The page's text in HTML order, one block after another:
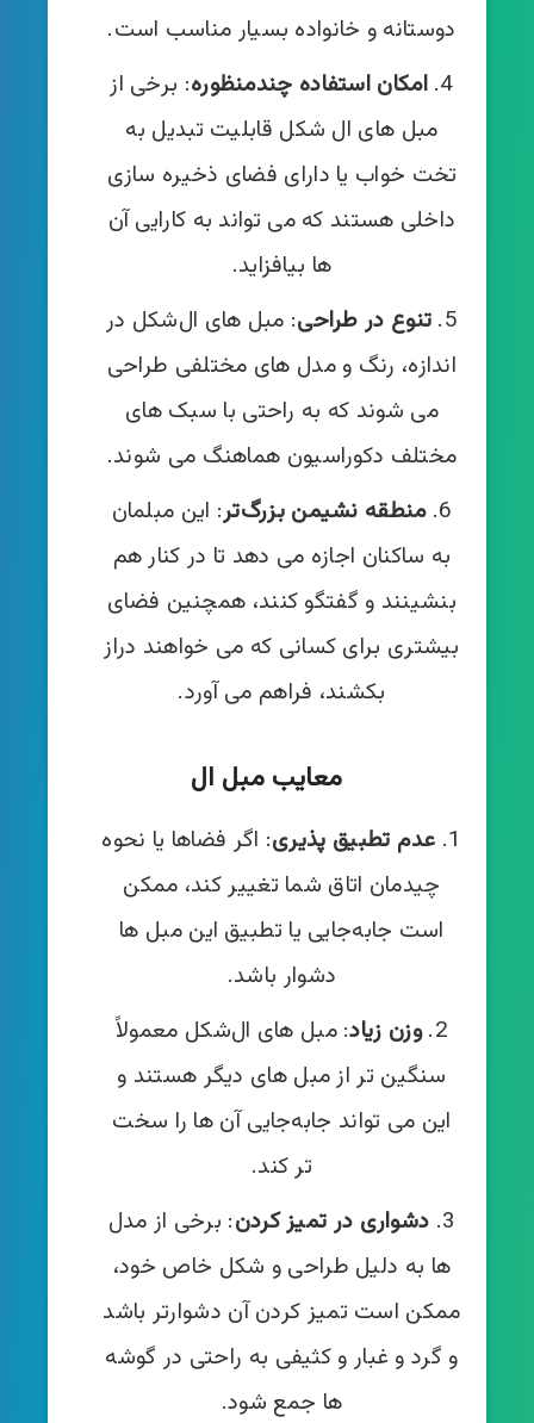
دوستانه و خانواده بسیار مناسب است.
امکان استفاده چندمنظوره: برخی از
مبل‌ های ال‌ شکل قابلیت تبدیل به
تخت خواب یا دارای فضای ذخیره‌ سازی
داخلی هستند که می‌ تواند به کارایی آن‌
ها بیافزاید.
تنوع در طراحی: مبل‌ های ال‌شکل در
اندازه‌، رنگ‌ و مدل های مختلفی طراحی
می‌ شوند که به راحتی با سبک‌ های
مختلف دکوراسیون هماهنگ می‌ شوند.
منطقه نشیمن بزرگ‌تر: این مبلمان
به ساکنان اجازه می‌ دهد تا در کنار هم
بنشینند و گفتگو کنند، همچنین فضای
بیشتری برای کسانی که می‌ خواهند دراز
بکشند، فراهم می‌ آورد.
معایب مبل ال
عدم تطبیق‌ پذیری: اگر فضاها یا نحوه
چیدمان اتاق شما تغییر کند، ممکن
است جابه‌جایی یا تطبیق این مبل‌ ها
دشوار باشد.
وزن زیاد: مبل‌ های ال‌شکل معمولاً
سنگین‌ تر از مبل‌ های دیگر هستند و
این می‌ تواند جابه‌جایی آن‌ ها را سخت‌
تر کند.
دشواری در تمیز کردن: برخی از مدل‌
ها به دلیل طراحی و شکل خاص خود،
ممکن است تمیز کردن آن دشوارتر باشد
و گرد و غبار و کثیفی به راحتی در گوشه‌
ها جمع شود.